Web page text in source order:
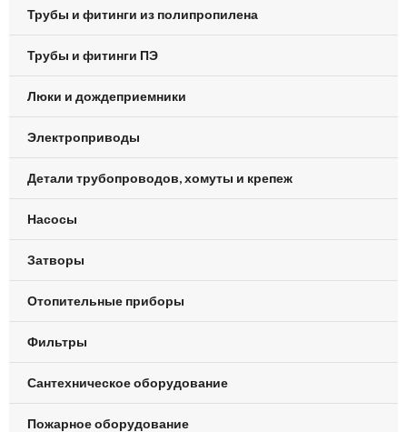
Трубы и фитинги из полипропилена
Трубы и фитинги ПЭ
Люки и дождеприемники
Электроприводы
Детали трубопроводов, хомуты и крепеж
Насосы
Затворы
Отопительные приборы
Фильтры
Сантехническое оборудование
Пожарное оборудование